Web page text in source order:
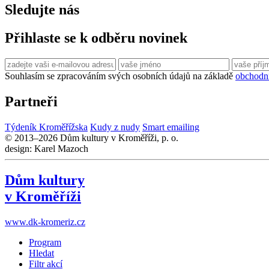
Sledujte nás
Přihlaste se k odběru novinek
Souhlasím se zpracováním svých osobních údajů na základě
Partneři
Týdeník Kroměřížska Kudy z nudy Smart emailing
© 2013–2026 Dům kultury v Kroměříži, p. o.
design: Karel Mazoch
Dům kultury
v Kroměříži
www.dk-kromeriz.cz
Program
Hledat
Filtr akcí